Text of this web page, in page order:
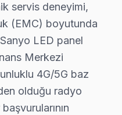
30 yıllık binalarda
ve eski binaların bir
15-20 yıl aralığında
servis deneyimi,
(EMC) boyutunda
LED panel
Merkezi
4G/5G baz
olduğu radyo